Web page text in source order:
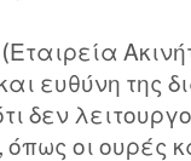
ευθύνη της
δεν
οι ουρές